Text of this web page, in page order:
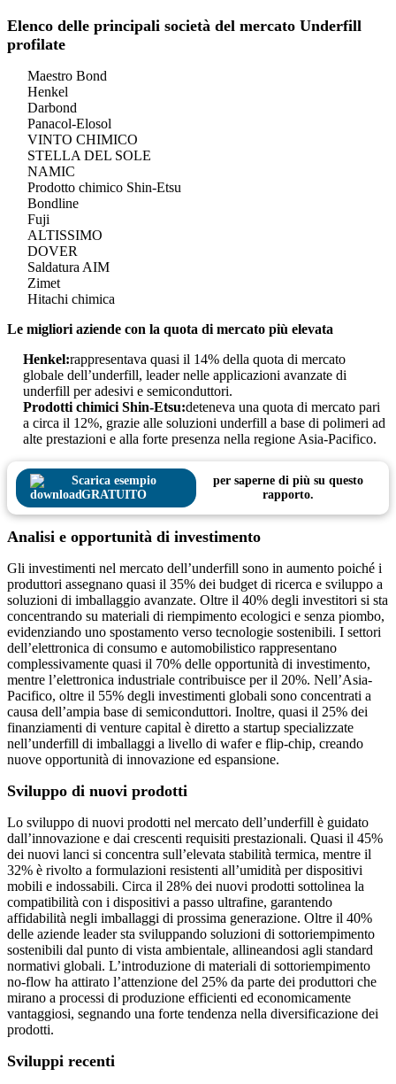
Elenco delle principali società del mercato Underfill
profilate
Maestro Bond
Henkel
Darbond
Panacol-Elosol
VINTO CHIMICO
STELLA DEL SOLE
NAMIC
Prodotto chimico Shin-Etsu
Bondline
Fuji
ALTISSIMO
DOVER
Saldatura AIM
Zimet
Hitachi chimica
Le migliori aziende con la quota di mercato più elevata
Henkel:rappresentava quasi il 14% della quota di mercato
globale dell’underfill, leader nelle applicazioni avanzate di
underfill per adesivi e semiconduttori.
Prodotti chimici Shin-Etsu:deteneva una quota di mercato pari
a circa il 12%, grazie alle soluzioni underfill a base di polimeri ad
alte prestazioni e alla forte presenza nella regione Asia-Pacifico.
Scarica esempio
GRATUITO
per saperne di più su questo
rapporto.
Analisi e opportunità di investimento
Gli investimenti nel mercato dell’underfill sono in aumento poiché i
produttori assegnano quasi il 35% dei budget di ricerca e sviluppo a
soluzioni di imballaggio avanzate. Oltre il 40% degli investitori si sta
concentrando su materiali di riempimento ecologici e senza piombo,
evidenziando uno spostamento verso tecnologie sostenibili. I settori
dell’elettronica di consumo e automobilistico rappresentano
complessivamente quasi il 70% delle opportunità di investimento,
mentre l’elettronica industriale contribuisce per il 20%. Nell’Asia-
Pacifico, oltre il 55% degli investimenti globali sono concentrati a
causa dell’ampia base di semiconduttori. Inoltre, quasi il 25% dei
finanziamenti di venture capital è diretto a startup specializzate
nell’underfill di imballaggi a livello di wafer e flip-chip, creando
nuove opportunità di innovazione ed espansione.
Sviluppo di nuovi prodotti
Lo sviluppo di nuovi prodotti nel mercato dell’underfill è guidato
dall’innovazione e dai crescenti requisiti prestazionali. Quasi il 45%
dei nuovi lanci si concentra sull’elevata stabilità termica, mentre il
32% è rivolto a formulazioni resistenti all’umidità per dispositivi
mobili e indossabili. Circa il 28% dei nuovi prodotti sottolinea la
compatibilità con i dispositivi a passo ultrafine, garantendo
affidabilità negli imballaggi di prossima generazione. Oltre il 40%
delle aziende leader sta sviluppando soluzioni di sottoriempimento
sostenibili dal punto di vista ambientale, allineandosi agli standard
normativi globali. L’introduzione di materiali di sottoriempimento
no-flow ha attirato l’attenzione del 25% da parte dei produttori che
mirano a processi di produzione efficienti ed economicamente
vantaggiosi, segnando una forte tendenza nella diversificazione dei
prodotti.
Sviluppi recenti